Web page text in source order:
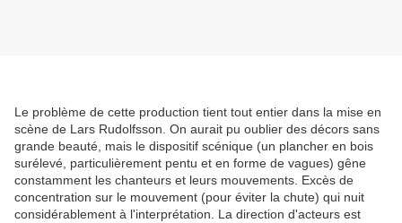
Le problème de cette production tient tout entier dans la mise en
scène de Lars Rudolfsson. On aurait pu oublier des décors sans
grande beauté, mais le dispositif scénique (un plancher en bois
surélevé, particulièrement pentu et en forme de vagues) gêne
constamment les chanteurs et leurs mouvements. Excès de
concentration sur le mouvement (pour éviter la chute) qui nuit
considérablement à l'interprétation. La direction d'acteurs est